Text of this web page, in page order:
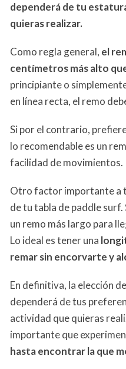
dependerá de tu
quieras realizar.
Como regla general, el
centímetros más alto
principiante o
en línea recta, el remo
Si por el contrario,
lo recomendable es un
facilidad de movimientos.
Otro factor importante a
de tu tabla de paddle surf.
un remo más largo para
Lo ideal es tener una
remar sin encorvarte y
En definitiva, la elección
dependerá de tus
actividad que quieras
importante que
hasta encontrar la que